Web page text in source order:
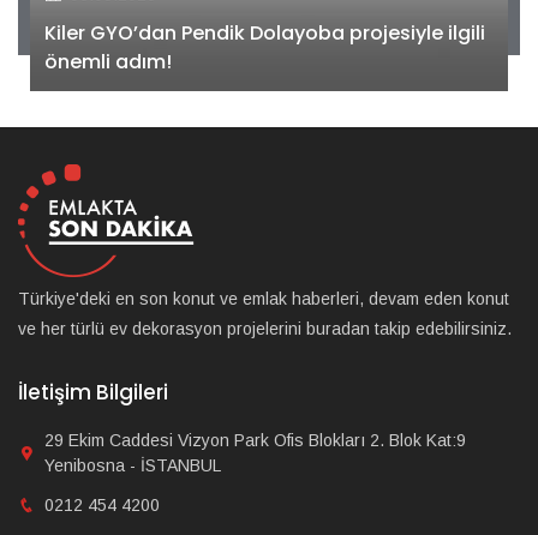
Kiler GYO’dan Pendik Dolayoba projesiyle ilgili
önemli adım!
Türkiye'deki en son konut ve emlak haberleri, devam eden konut
ve her türlü ev dekorasyon projelerini buradan takip edebilirsiniz.
İletişim Bilgileri
29 Ekim Caddesi Vizyon Park Ofis Blokları 2. Blok Kat:9
Yenibosna - İSTANBUL
0212 454 4200